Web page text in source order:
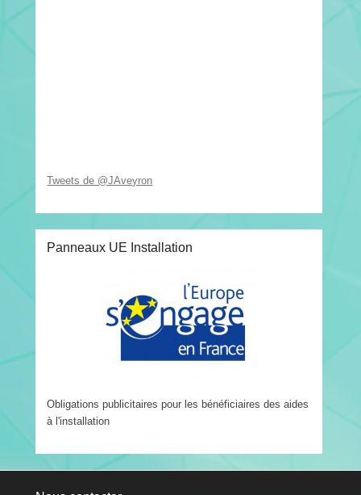
Tweets de @JAveyron
Panneaux UE Installation
Obligations publicitaires pour les bénéficiaires des aides
à l'installation